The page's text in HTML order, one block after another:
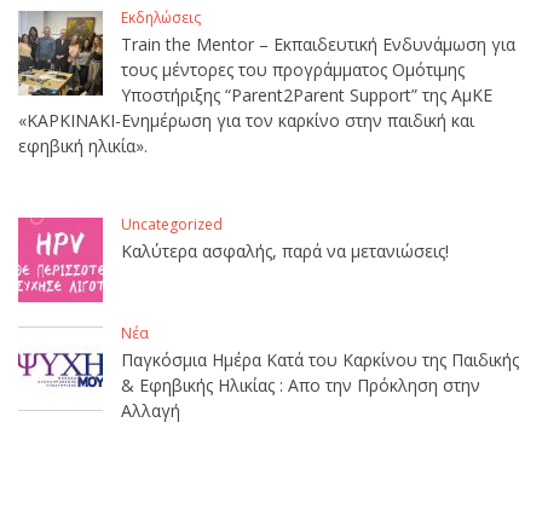
Εκδηλώσεις
Train the Mentor – Εκπαιδευτική Ενδυνάμωση για
τους μέντορες του προγράμματος Ομότιμης
Υποστήριξης “Parent2Parent Support” της ΑμΚΕ
«ΚΑΡΚΙΝΑΚΙ-Ενημέρωση για τον καρκίνο στην παιδική και
εφηβική ηλικία».
Uncategorized
Καλύτερα ασφαλής, παρά να μετανιώσεις!
Νέα
Παγκόσμια Ημέρα Κατά του Καρκίνου της Παιδικής
& Εφηβικής Ηλικίας : Απο την Πρόκληση στην
Αλλαγή